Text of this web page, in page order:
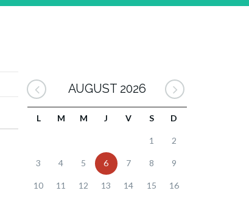
AUGUST 2026
L M M J V S D
1 2
3 4 5 6 7 8 9
10 11 12 13 14 15 16